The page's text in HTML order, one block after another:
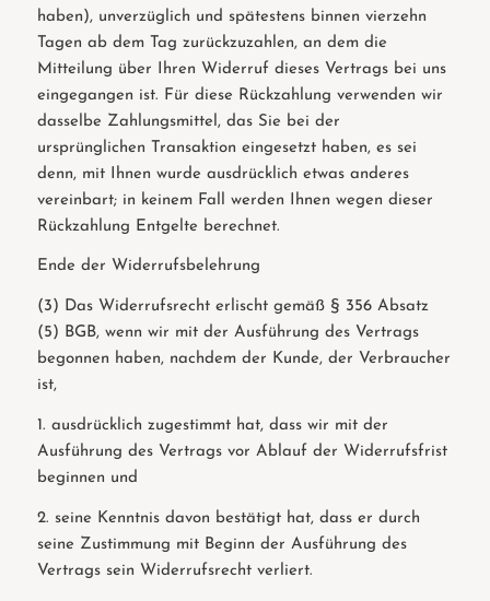
haben), unverzüglich und spätestens binnen vierzehn
Tagen ab dem Tag zurückzuzahlen, an dem die
Mitteilung über Ihren Widerruf dieses Vertrags bei uns
eingegangen ist. Für diese Rückzahlung verwenden wir
dasselbe Zahlungsmittel, das Sie bei der
ursprünglichen Transaktion eingesetzt haben, es sei
denn, mit Ihnen wurde ausdrücklich etwas anderes
vereinbart; in keinem Fall werden Ihnen wegen dieser
Rückzahlung Entgelte berechnet.
Ende der Widerrufsbelehrung
(3) Das Widerrufsrecht erlischt gemäß § 356 Absatz
(5) BGB, wenn wir mit der Ausführung des Vertrags
begonnen haben, nachdem der Kunde, der Verbraucher
ist,
1. ausdrücklich zugestimmt hat, dass wir mit der
Ausführung des Vertrags vor Ablauf der Widerrufsfrist
beginnen und
2. seine Kenntnis davon bestätigt hat, dass er durch
seine Zustimmung mit Beginn der Ausführung des
Vertrags sein Widerrufsrecht verliert.